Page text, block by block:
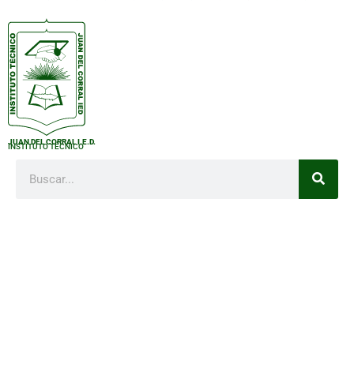
INSTITUTO TÉCNICO
JUAN DEL CORRAL I.E.D.